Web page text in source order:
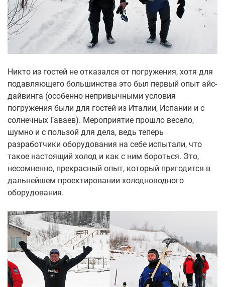
Никто из гостей не отказался от погружения, хотя для
подавляющего большинства это был первый опыт айс-
дайвинга (особенно непривычными условия
погружения были для гостей из Италии, Испании и с
солнечных Гаваев). Мероприятие прошло весело,
шумно и с пользой для дела, ведь теперь
разработчики оборудования на себе испытали, что
такое настоящий холод и как с ним бороться. Это,
несомненно, прекрасный опыт, который пригодится в
дальнейшем проектировании холодноводного
оборудования.